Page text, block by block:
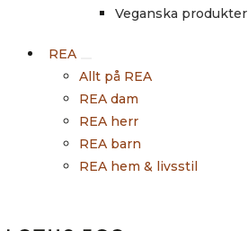
Veganska produkter
REA
Allt på REA
REA dam
REA herr
REA barn
REA hem & livsstil